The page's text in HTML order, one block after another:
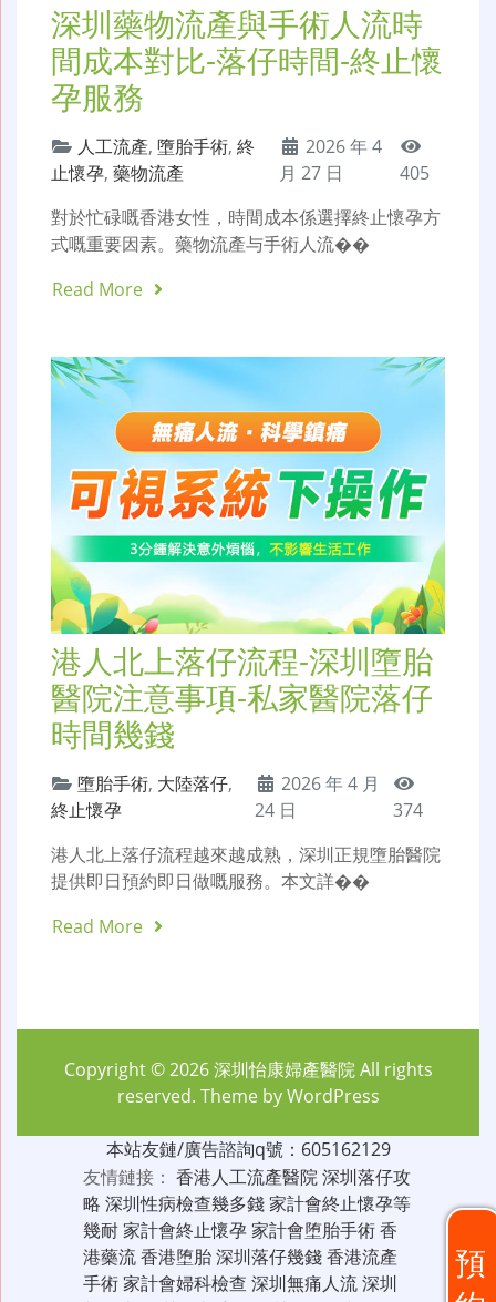
深圳藥物流產與手術人流時
間成本對比-落仔時間-終止懷
孕服務
人工流產, 墮胎手術, 終
止懷孕, 藥物流產
2026 年 4
月 27 日
405
對於忙碌嘅香港女性，時間成本係選擇終止懷孕方
式嘅重要因素。藥物流產与手術人流��
Read More
港人北上落仔流程-深圳墮胎
醫院注意事項-私家醫院落仔
時間幾錢
墮胎手術, 大陸落仔,
終止懷孕
2026 年 4 月
24 日
374
港人北上落仔流程越來越成熟，深圳正規墮胎醫院
提供即日預約即日做嘅服務。本文詳��
Read More
預
Copyright © 2026深圳怡康婦產醫院All rights
reserved. Theme byWordPress
本站友鏈/廣告諮詢q號：605162129
友情鏈接： 香港人工流產醫院深圳落仔攻
略 深圳性病檢查幾多錢家計會終止懷孕等
幾耐家計會終止懷孕家計會堕胎手術香
港藥流香港堕胎深圳落仔幾錢香港流產
手術家計會婦科檢查 深圳無痛人流深圳